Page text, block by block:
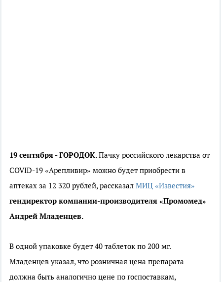
19 сентября - ГОРОДОК.Пачку российского лекарства от
COVID-19 «Арепливир» можно будет приобрести в
аптеках за 12 320 рублей, рассказал МИЦ «Известия»
гендиректор компании-производителя «Промомед»
Андрей Младенцев.
В одной упаковке будет 40 таблеток по 200 мг.
Младенцев указал, что розничная цена препарата
должна быть аналогично цене по госпоставкам,